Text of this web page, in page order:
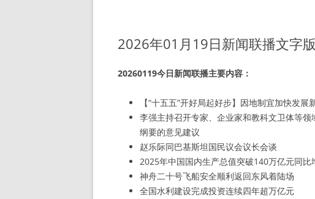
2026年01月19日新闻联播文字版
20260119今日新闻联播主要内容：
【“十五五”开好局起好步】因地制宜加快发展
李强主持召开专家、企业家和教科文卫体等
纲要的意见建议
赵乐际同巴基斯坦国民议会议长会谈
2025年中国国内生产总值突破140万亿元同比
神舟二十号飞船安全顺利返回东风着陆场
全国水利建设完成投资连续四年超万亿元